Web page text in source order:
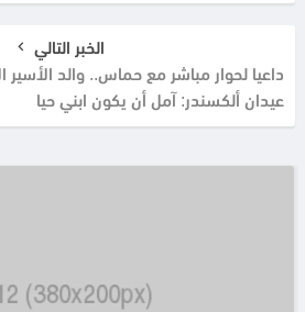
الخبر التالي
داعيا لحوار مباشر مع حماس.. والد الأسير
عيدان ألكسندر: آمل أن يكون ابني حيا